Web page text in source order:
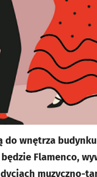
do wnętrza
Flamenco,
muzyczno-